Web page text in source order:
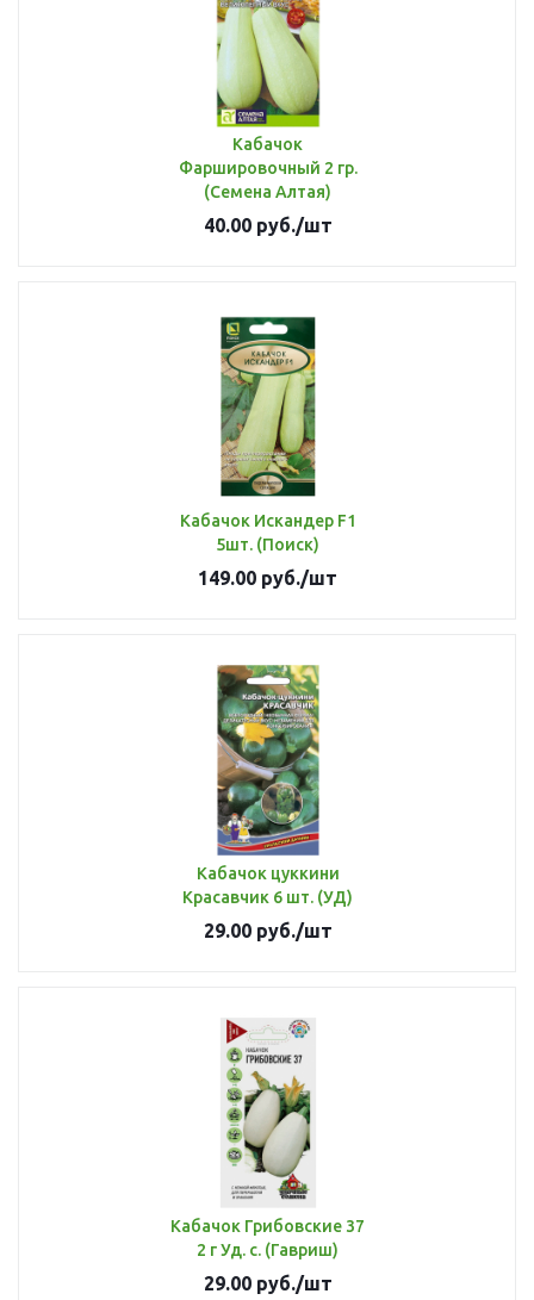
Кабачок
Фаршировочный 2 гр.
(Семена Алтая)
40.00руб./шт
Кабачок Искандер F1
5шт. (Поиск)
149.00 руб./шт
Кабачок цуккини
Красавчик 6 шт. (УД)
29.00руб./шт
Кабачок Грибовские 37
2 г Уд. с. (Гавриш)
29.00руб./шт